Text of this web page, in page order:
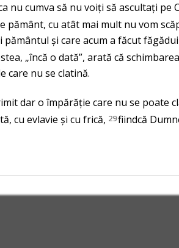
nu cumva să nu voiți să ascultați pe
pământ, cu atât mai mult nu vom
și care acum a făcut
„încă o dată”, arată că
care nu se clatină.
dar o împărăție care nu se poate
cu evlavie și cu frică, 29fiindcă